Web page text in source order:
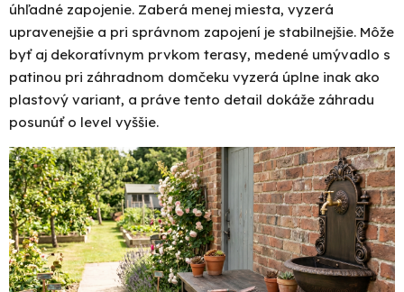
úhľadné zapojenie. Zaberá menej miesta, vyzerá
upravenejšie a pri správnom zapojení je stabilnejšie. Môže
byť aj dekoratívnym prvkom terasy, medené umývadlo s
patinou pri záhradnom domčeku vyzerá úplne inak ako
plastový variant, a práve tento detail dokáže záhradu
posunúť o level vyššie.